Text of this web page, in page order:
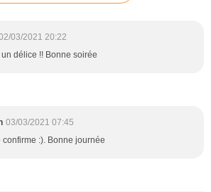
03/2021 20:22
délice !! Bonne soirée
03/03/2021 07:45
confirme :). Bonne journée